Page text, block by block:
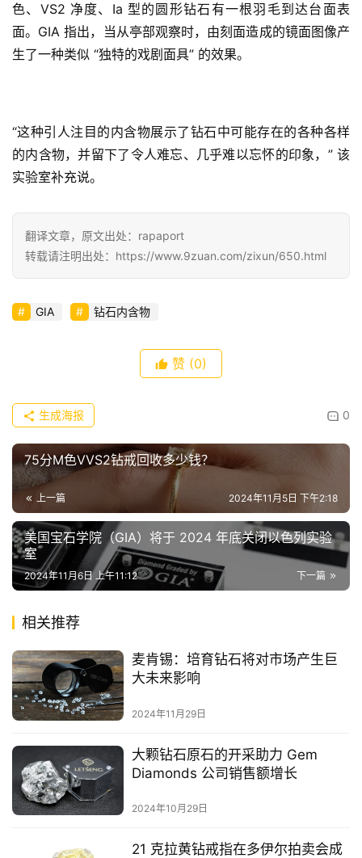
色、VS2 净度、Ia 型的圆形钻石有一根羽毛到达台面表
面。GIA 指出，当从亭部观察时，由刻面造成的镜面图像产
生了一种类似 “独特的戏剧面具” 的效果。
“这种引人注目的内含物展示了钻石中可能存在的各种各样
的内含物，并留下了令人难忘、几乎难以忘怀的印象，” 该
实验室补充说。
翻译文章，原文出处：rapaport
转载请注明出处：https://www.9zuan.com/zixun/650.html
GIA 钻石内含物
赞 (0)
0
生成海报
75分M色VVS2钻戒回收多少钱？
上一篇 2024年11月5日 下午2:18
美国宝石学院（GIA）将于 2024 年底关闭以色列实验
室
下一篇
2024年11月6日 上午11:12
相关推荐
麦肯锡：培育钻石将对市场产生巨
大未来影响
2024年11月29日
大颗钻石原石的开采助力 Gem
Diamonds 公司销售额增长
2024年10月29日
21 克拉黄钻戒指在多伊尔拍卖会成